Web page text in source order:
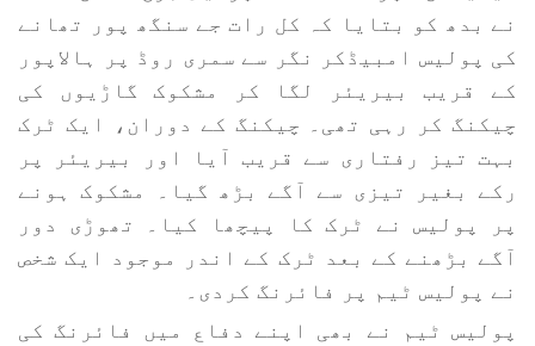
نے بدھ کو بتایا کہ کل رات جے سنگھ پور تھانے
کی پولیس امبیڈکر نگر سے سمری روڈ پر ہالاپور
کے قریب بیریئر لگا کر مشکوک گاڑیوں کی
چیکنگ کر رہی تھی۔ چیکنگ کے دوران، ایک ٹرک
بہت تیز رفتاری سے قریب آیا اور بیریئر پر
رکے بغیر تیزی سے آگے بڑھ گیا۔ مشکوک ہونے
پر پولیس نے ٹرک کا پیچھا کیا۔ تھوڑی دور
آگے بڑھنے کے بعد ٹرک کے اندر موجود ایک شخص
نے پولیس ٹیم پر فائرنگ کردی۔
پولیس ٹیم نے بھی اپنے دفاع میں فائرنگ کی